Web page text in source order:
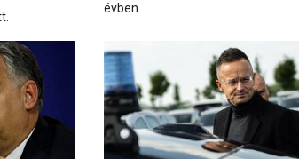
évben.